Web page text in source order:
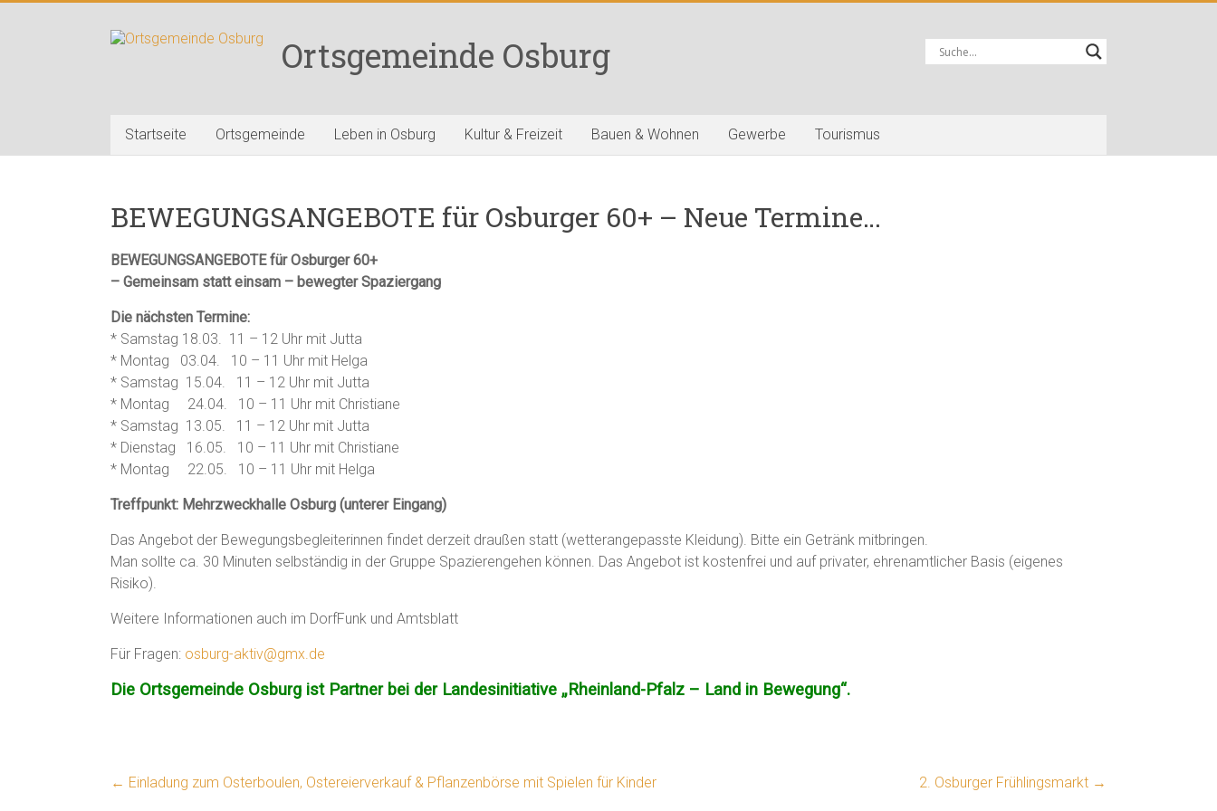
Ortsgemeinde Osburg
Startseite Ortsgemeinde Leben in Osburg Kultur & Freizeit Bauen & Wohnen Gewerbe Tourismus
BEWEGUNGSANGEBOTE für Osburger 60+ – Neue Termine…
BEWEGUNGSANGEBOTEfür Osburger 60+
– Gemeinsam statt einsam – bewegter Spaziergang
Die nächsten Termine:
* Samstag 18.03. 11 – 12 Uhr mit Jutta
* Montag 03.04. 10 – 11 Uhr mit Helga
* Samstag 15.04. 11 – 12 Uhr mit Jutta
* Montag 24.04. 10 – 11 Uhr mit Christiane
* Samstag 13.05. 11 – 12 Uhr mit Jutta
* Dienstag 16.05. 10 – 11 Uhr mit Christiane
* Montag 22.05. 10 – 11 Uhr mit Helga
Treffpunkt: Mehrzweckhalle Osburg (unterer Eingang)
Das Angebot der Bewegungsbegleiterinnen findet derzeit draußen statt (wetterangepasste Kleidung). Bitte ein Getränk mitbringen.
Man sollte ca. 30 Minuten selbständig in der Gruppe Spazierengehen können. Das Angebot ist kostenfrei und auf privater, ehrenamtlicher Basis (eigenes
Risiko).
Weitere Informationen auch im DorfFunk und Amtsblatt
Für Fragen: osburg-aktiv@gmx.de
Die Ortsgemeinde Osburg ist Partner bei der Landesinitiative „Rheinland-Pfalz – Land in Bewegung“.
← Einladung zum Osterboulen, Ostereierverkauf & Pflanzenbörse mit Spielen für Kinder 2. Osburger Frühlingsmarkt →